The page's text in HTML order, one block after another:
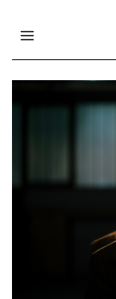
Open main menu